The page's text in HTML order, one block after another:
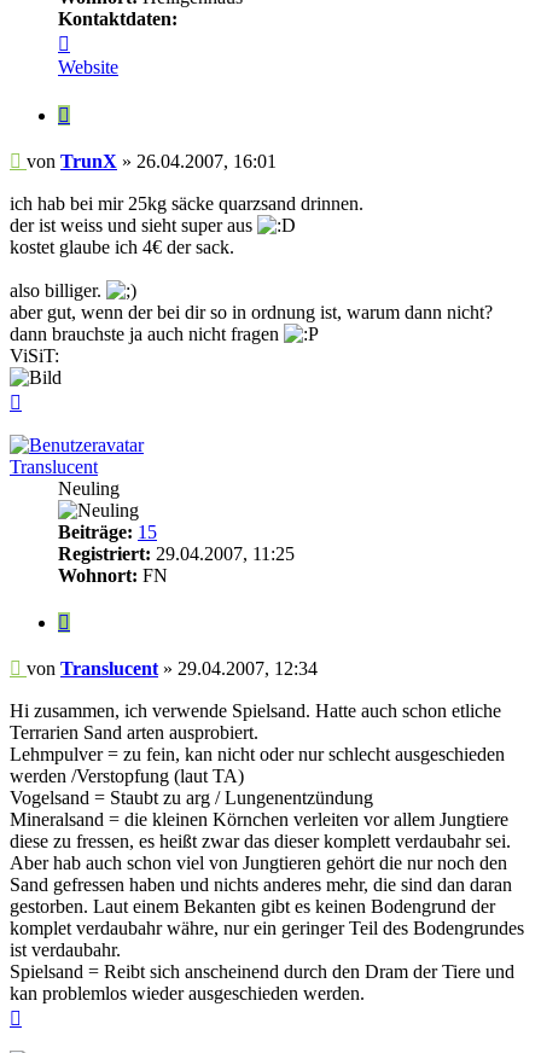
Kontaktdaten:
von
TrunX
Website
Zitieren
Beitrag
von TrunX » 26.04.2007, 16:01
ich hab bei mir 25kg säcke quarzsand drinnen.
der ist weiss und sieht super aus
kostet glaube ich 4€ der sack.
also billiger.
aber gut, wenn der bei dir so in ordnung ist, warum dann nicht?
dann brauchste ja auch nicht fragen
ViSiT:
Translucent
Neuling
Beiträge: 15
Registriert: 29.04.2007, 11:25
Wohnort: FN
Zitieren
Beitrag
von Translucent » 29.04.2007, 12:34
Hi zusammen, ich verwende Spielsand. Hatte auch schon etliche
Terrarien Sand arten ausprobiert.
Lehmpulver = zu fein, kan nicht oder nur schlecht ausgeschieden
werden /Verstopfung (laut TA)
Vogelsand = Staubt zu arg / Lungenentzündung
Mineralsand = die kleinen Körnchen verleiten vor allem Jungtiere
diese zu fressen, es heißt zwar das dieser komplett verdaubahr sei.
Aber hab auch schon viel von Jungtieren gehört die nur noch den
Sand gefressen haben und nichts anderes mehr, die sind dan daran
gestorben. Laut einem Bekanten gibt es keinen Bodengrund der
komplet verdaubahr währe, nur ein geringer Teil des Bodengrundes
ist verdaubahr.
Spielsand = Reibt sich anscheinend durch den Dram der Tiere und
kan problemlos wieder ausgeschieden werden.